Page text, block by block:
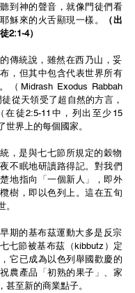
到神的聲音，就像門徒們看
穌來的火舌顯現一樣。
（出
2:1-4）
，但其中包含代表世界所有
（Midrash Exodus Rabbah
從天領受了超自然的方言，
在徒2:5-11中，列出至少15
世界上的每個國家。
不眠地研讀路得記。對我們
地指向
「一個新人 」
，即外
樹，即以色列上。這在五旬
七節被基布茲（kibbutz）定
它已成為以色列舉國歡慶的
農產品 「初熟的果子 」
、家
甚至新的商業點子。